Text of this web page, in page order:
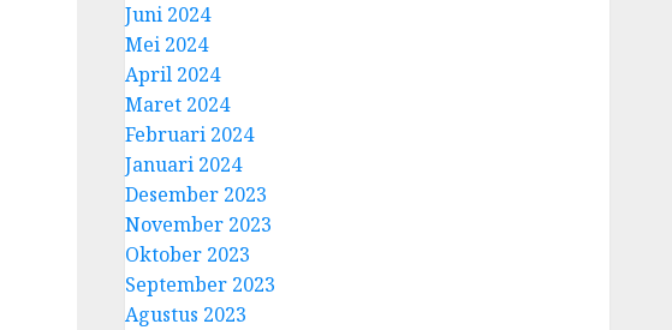
Juni 2024
Mei 2024
April 2024
Maret 2024
Februari 2024
Januari 2024
Desember 2023
November 2023
Oktober 2023
September 2023
Agustus 2023